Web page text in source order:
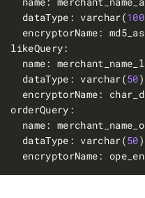
dataType: varchar(
100
dataType: varchar(
50
dataType: varchar(
50